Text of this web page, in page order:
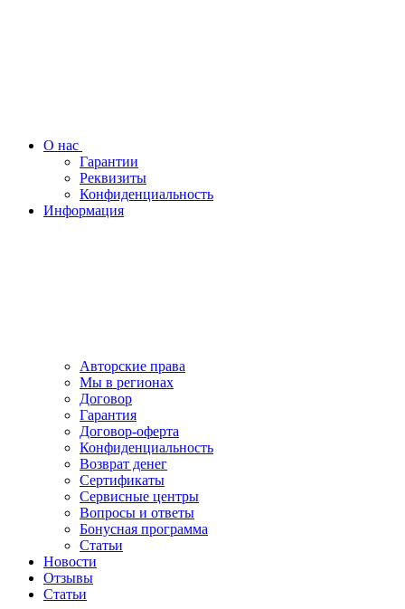
О нас
Гарантии
Реквизиты
Конфиденциальность
Информация
Авторские права
Мы в регионах
Договор
Гарантия
Договор-оферта
Конфиденциальность
Возврат денег
Сертификаты
Сервисные центры
Вопросы и ответы
Бонусная программа
Статьи
Новости
Отзывы
Статьи